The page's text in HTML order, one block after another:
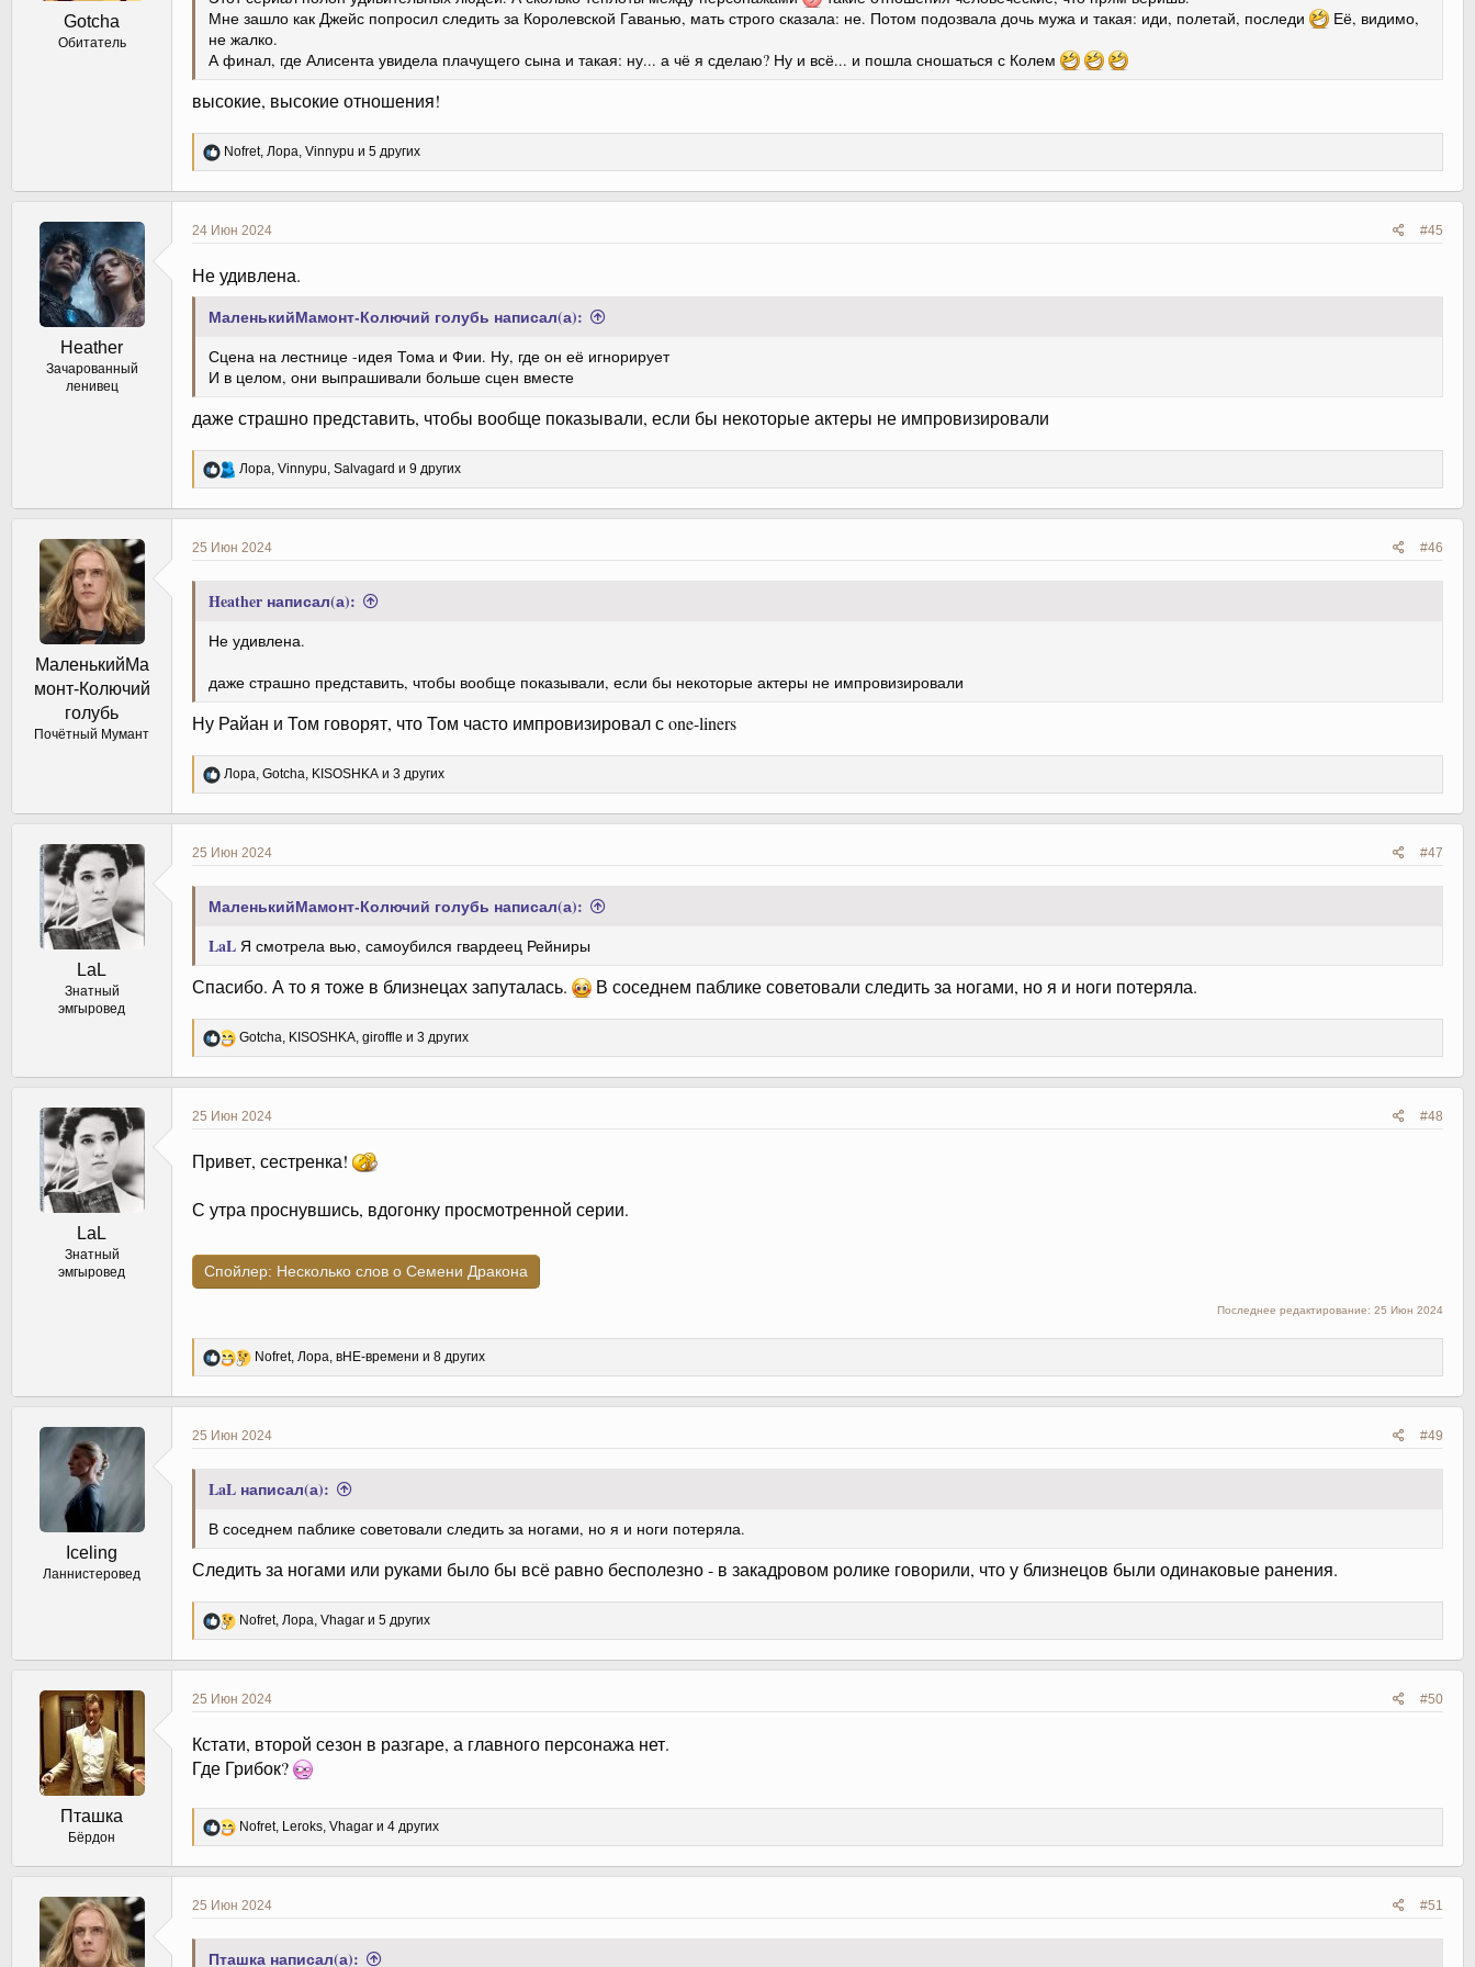
Gotcha
Обитатель
Мне зашло как Джейс попросил следить за Королевской Гаванью, мать строго сказала: не. Потом подозвала дочь мужа и такая: иди, полетай, последи
Её, видимо,
не жалко.
А финал, где Алисента увидела плачущего сына и такая: ну... а чё я сделаю? Ну и всё... и пошла сношаться с Колем
высокие, высокие отношения!
Р
к
и
:
Nofret, Лора Vinnypu и 5 других
Heather
Зачарованный
ленивец
24 Июн 2024 #45
Не удивлена.
МаленькийМамонт-Колючий голубь написал(а):
Сцена на лестнице -идея Тома и Фии. Ну, где он её игнорирует
И в целом, они выпрашивали больше сцен вместе
даже страшно представить, чтобы вообще показывали, если бы некоторые актеры не импровизировали
Р
к
и
Лора Vinnypu Salvagard и 9 других
МаленькийМа
монт-Колючий
голубь
Почётный Мумант
25 Июн 2024 #46
Heather написал(а):
Не удивлена.
даже страшно представить, чтобы вообще показывали, если бы некоторые актеры не импровизировали
Ну Райан и Том говорят, что Том часто импровизировал с one-liners
Р
к
и
Лора Gotcha KISOSHKA и 3 других
LaL
Знатный
эмгыровед
25 Июн 2024 #47
МаленькийМамонт-Колючий голубь написал(а):
LaL Я смотрела вью, самоубился гвардеец Рейниры
Спасибо. А то я тоже в близнецах запуталась. В соседнем паблике советовали следить за ногами, но я и ноги потеряла.
Р
к
и
:
Gotcha KISOSHKA giroffle и 3 других
LaL
Знатный
эмгыровед
25 Июн 2024 #48
Привет, сестренка!
С утра проснувшись, вдогонку просмотренной серии.
Спойлер: Несколько слов о Семени Дракона
Последнее редактирование: 25 Июн 2024
Р
к
и
Nofret, Лора вНЕ-времени и 8 других
Iceling
Ланнистеровед
25 Июн 2024 #49
LaL написал(а):
В соседнем паблике советовали следить за ногами, но я и ноги потеряла.
Следить за ногами или руками было бы всё равно бесполезно - в закадровом ролике говорили, что у близнецов были одинаковые ранения.
Р
к
и
:
Nofret, Лора Vhagar и 5 других
Пташка
Бёрдон
25 Июн 2024 #50
Кстати, второй сезон в разгаре, а главного персонажа нет.
Где Грибок?
Р
к
и
Nofret, Leroks Vhagar и 4 других
25 Июн 2024 #51
Пташка написал(а):